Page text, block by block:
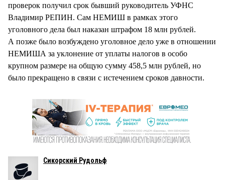
проверок получил срок бывший руководитель УФНС
Владимир РЕПИН. Сам НЕМИШ в рамках этого
уголовного дела был наказан штрафом 18 млн рублей.
А позже было возбуждено уголовное дело уже в отношении
НЕМИША за уклонение от уплаты налогов в особо
крупном размере на общую сумму 458,5 млн рублей, но
было прекращено в связи с истечением сроков давности.
Сикорский Рудольф